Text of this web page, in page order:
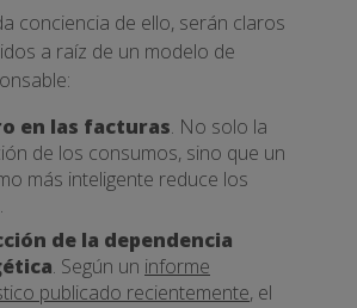
conciencia de ello, serán claros
a raíz de un modelo de
en las facturas. No solo la
de los consumos, sino que un
más inteligente reduce los
de la dependencia
. Según un informe
publicado recientemente, el